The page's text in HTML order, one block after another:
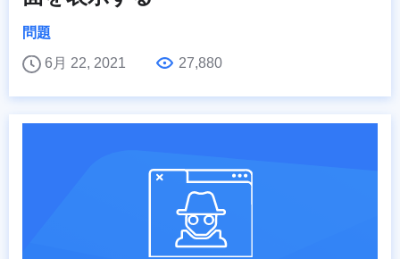
問題
6月 22, 2021
27,880